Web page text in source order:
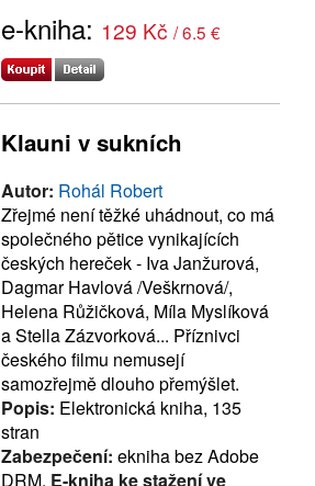
e-kniha: 129 Kč / 6.5 €
Klauni v sukních
Autor: Rohál Robert
Zřejmé není těžké uhádnout, co má
společného pětice vynikajících
českých hereček - Iva Janžurová,
Dagmar Havlová /Veškrnová/,
Helena Růžičková, Míla Myslíková
a Stella Zázvorková... Příznivci
českého filmu nemusejí
samozřejmě dlouho přemýšlet.
Popis: Elektronická kniha, 135
stran
Zabezpečení: ekniha bez Adobe
DRM, E-kniha ke stažení ve